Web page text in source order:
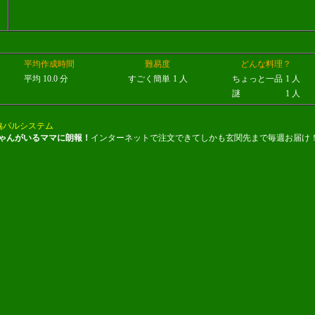
平均作成時間
平均 10.0 分
難易度
すごく簡単 1 人
どんな料理？
ちょっと一品 1 人
謎
1 人
パルシステム
んがいるママに朗報！ インターネットで注文できてしかも玄関先まで毎週お届け